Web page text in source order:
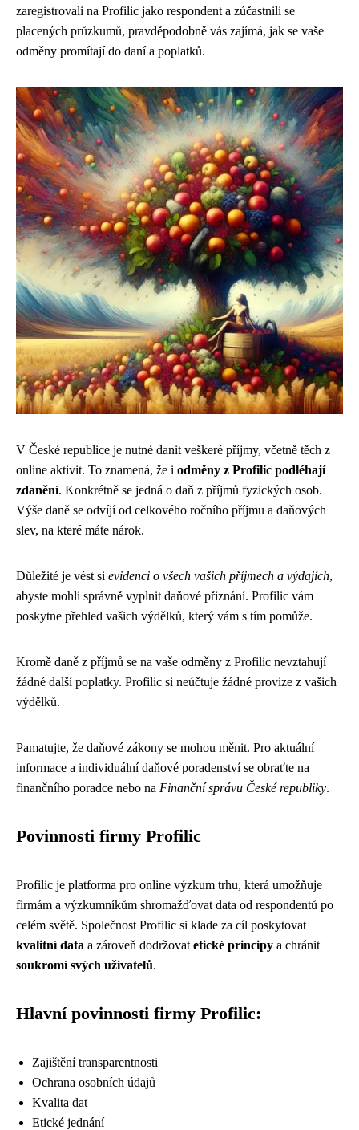
zaregistrovali na Profilic jako respondent a zúčastnili se
placených průzkumů, pravděpodobně vás zajímá, jak se vaše
odměny promítají do daní a poplatků.
V České republice je nutné danit veškeré příjmy, včetně těch z
online aktivit. To znamená, že i odměny z Profilic podléhají
zdanění. Konkrétně se jedná o daň z příjmů fyzických osob.
Výše daně se odvíjí od celkového ročního příjmu a daňových
slev, na které máte nárok.
Důležité je vést si evidenci o všech vašich příjmech a výdajích,
abyste mohli správně vyplnit daňové přiznání. Profilic vám
poskytne přehled vašich výdělků, který vám s tím pomůže.
Kromě daně z příjmů se na vaše odměny z Profilic nevztahují
žádné další poplatky. Profilic si neúčtuje žádné provize z vašich
výdělků.
Pamatujte, že daňové zákony se mohou měnit. Pro aktuální
informace a individuální daňové poradenství se obraťte na
finančního poradce nebo na Finanční správu České republiky.
Povinnosti firmy Profilic
Profilic je platforma pro online výzkum trhu, která umožňuje
firmám a výzkumníkům shromažďovat data od respondentů po
celém světě. Společnost Profilic si klade za cíl poskytovat
kvalitní data a zároveň dodržovat etické principy a chránit
soukromí svých uživatelů.
Hlavní povinnosti firmy Profilic:
Zajištění transparentnosti
Ochrana osobních údajů
Kvalita dat
Etické jednání